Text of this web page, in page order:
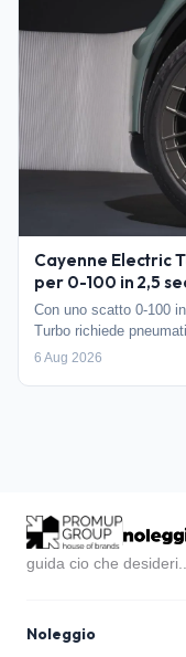
Cayenne Electric
per 0-100 in 2,5
Con uno scatto 0-100
Turbo richiede
6 Aug 2026
guida cio che
Noleggio